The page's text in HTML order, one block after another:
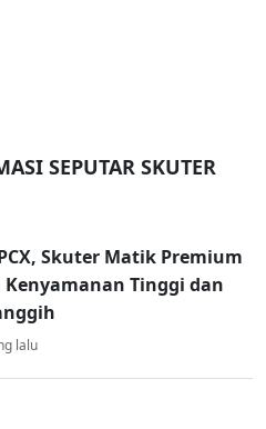
SEPUTAR SKUTER
Skuter Matik Premium
Kenyamanan Tinggi dan
lalu